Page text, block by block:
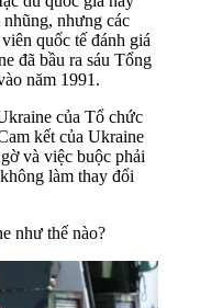
nhưng các
quốc tế đánh giá
đã bầu ra sáu Tổng
năm 1991.
của Tổ chức
kết của Ukraine
và việc buộc phải
làm thay đổi
như thế nào?